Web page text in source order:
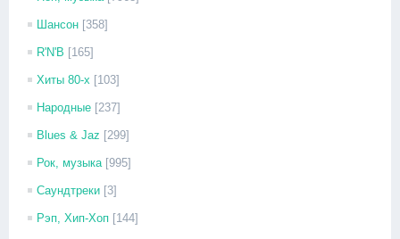
Шансон [358]
R'N'B [165]
Хиты 80-х [103]
Народные [237]
Blues & Jaz [299]
Рок, музыка [995]
Саундтреки [3]
Рэп, Хип-Хоп [144]